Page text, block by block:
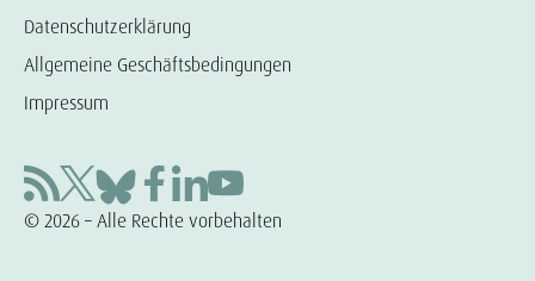
Datenschutzerklärung
Allgemeine Geschäftsbedingungen
Impressum
© 2026 – Alle Rechte vorbehalten